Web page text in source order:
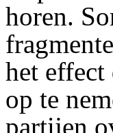
horen.
het
op te
partijen